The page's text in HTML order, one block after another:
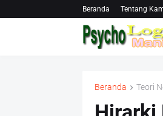
Beranda Tentang
Beranda Teori